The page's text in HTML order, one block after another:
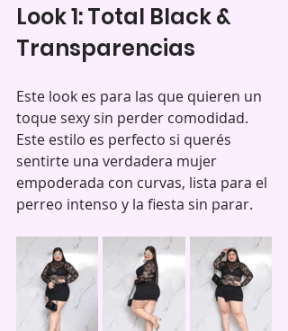
Look 1: Total Black &
Transparencias
Este look es para las que quieren un
toque sexy sin perder comodidad.
Este estilo es perfecto si querés
sentirte una verdadera mujer
empoderada con curvas, lista para el
perreo intenso y la fiesta sin parar.